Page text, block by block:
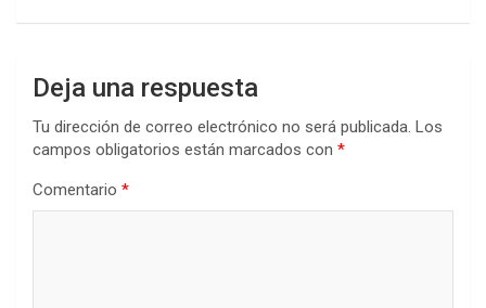
Deja una respuesta
Tu dirección de correo electrónico no será publicada. Los
campos obligatorios están marcados con *
Comentario *